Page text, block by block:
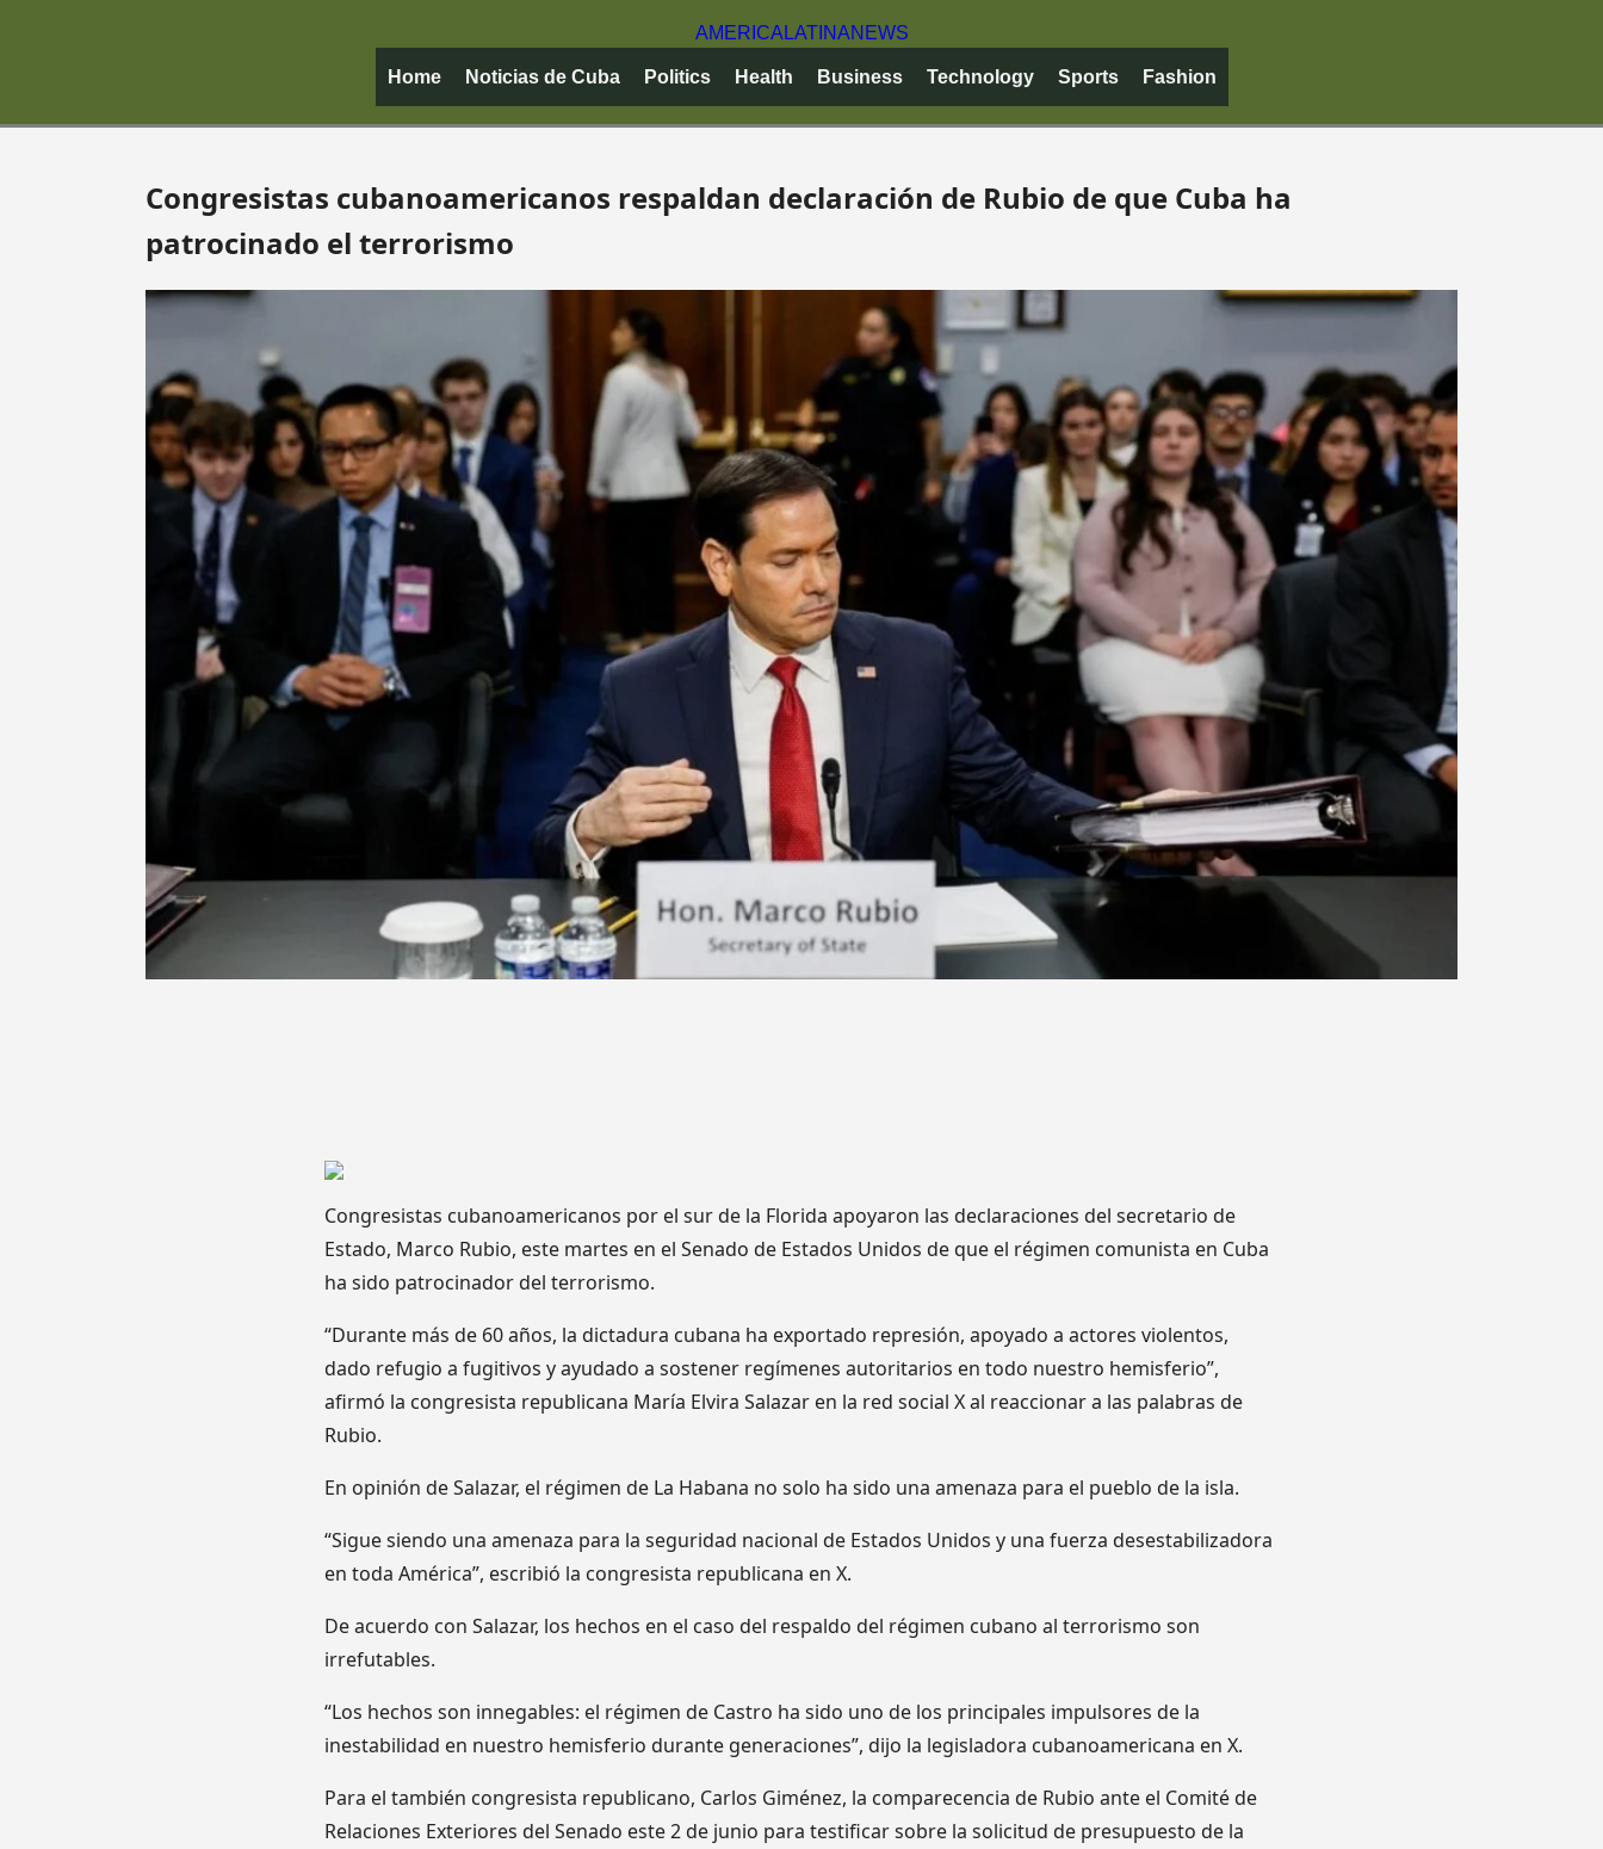
AMERICA LATINANEWS
Home Noticias de Cuba Politics Health Business Technology Sports Fashion
Congresistas cubanoamericanos respaldan declaración de Rubio de que Cuba ha
patrocinado el terrorismo
Congresistas cubanoamericanos por el sur de la Florida apoyaron las declaraciones del secretario de
Estado, Marco Rubio, este martes en el Senado de Estados Unidos de que el régimen comunista en Cuba
ha sido patrocinador del terrorismo.
“Durante más de 60 años, la dictadura cubana ha exportado represión, apoyado a actores violentos,
dado refugio a fugitivos y ayudado a sostener regímenes autoritarios en todo nuestro hemisferio”,
afirmó la congresista republicana María Elvira Salazar en la red social X al reaccionar a las palabras de
Rubio.
En opinión de Salazar, el régimen de La Habana no solo ha sido una amenaza para el pueblo de la isla.
“Sigue siendo una amenaza para la seguridad nacional de Estados Unidos y una fuerza desestabilizadora
en toda América”, escribió la congresista republicana en X.
De acuerdo con Salazar, los hechos en el caso del respaldo del régimen cubano al terrorismo son
irrefutables.
“Los hechos son innegables: el régimen de Castro ha sido uno de los principales impulsores de la
inestabilidad en nuestro hemisferio durante generaciones”, dijo la legisladora cubanoamericana en X.
Para el también congresista republicano, Carlos Giménez, la comparecencia de Rubio ante el Comité de
Relaciones Exteriores del Senado este 2 de junio para testificar sobre la solicitud de presupuesto de la